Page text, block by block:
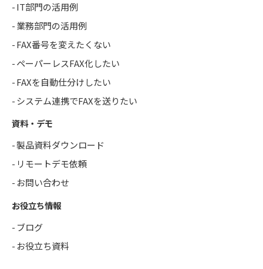
IT部門の活用例
業務部門の活用例
FAX番号を変えたくない
ペーパーレスFAX化したい
FAXを自動仕分けしたい
システム連携でFAXを送りたい
資料・デモ
製品資料ダウンロード
リモートデモ依頼
お問い合わせ
お役立ち情報
ブログ
お役立ち資料